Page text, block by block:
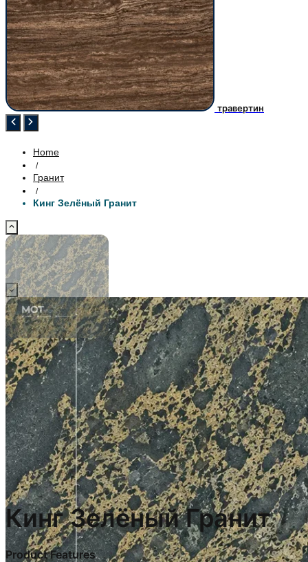
травертин
Home
/
Гранит
/
Кинг Зелёный Гранит
Кинг Зелёный Гранит
Product Features